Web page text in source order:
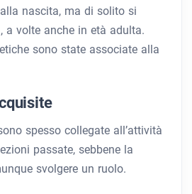
nascita, ma di solito si
a volte anche in età adulta.
sono state associate alla
spesso collegate all’attività
passate, sebbene la
svolgere un ruolo.